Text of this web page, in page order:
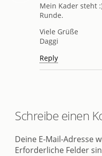
Mein Kader steht
Runde.
Viele Grüße
Daggi
Reply
Schreibe einen
Deine E-Mail-Adresse
Erforderliche Felder